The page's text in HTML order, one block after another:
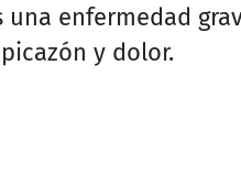
enfermedad
y dolor.